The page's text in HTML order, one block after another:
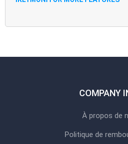
COMPANY
À propos de
Politique de